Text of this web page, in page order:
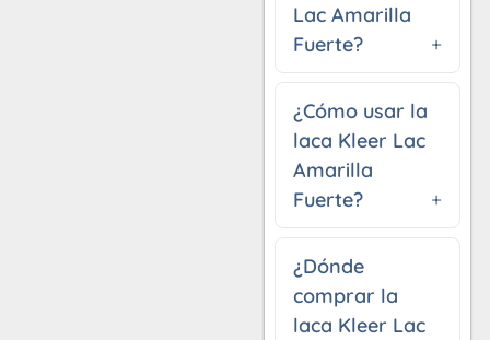
Lac Amarilla
Fuerte?
¿Cómo usar la
laca Kleer Lac
Amarilla
Fuerte?
¿Dónde
comprar la
laca Kleer Lac